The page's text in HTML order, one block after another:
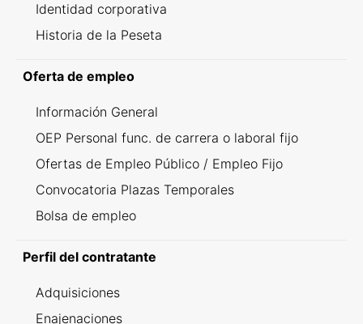
Identidad corporativa
Historia de la Peseta
Oferta de empleo
Información General
OEP Personal func. de carrera o laboral fijo
Ofertas de Empleo Público / Empleo Fijo
Convocatoria Plazas Temporales
Bolsa de empleo
Perfil del contratante
Adquisiciones
Enajenaciones